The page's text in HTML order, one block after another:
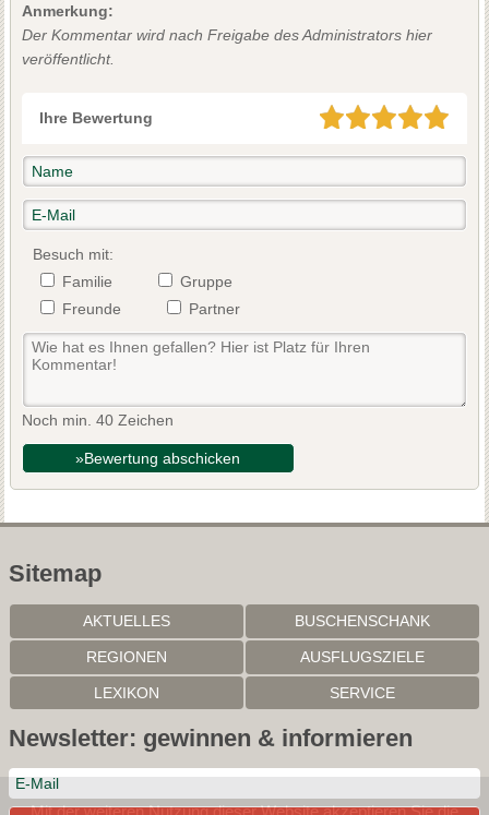
Anmerkung:
Der Kommentar wird nach Freigabe des Administrators hier
veröffentlicht.
Ihre Bewertung
Besuch mit:
Familie
Gruppe
Freunde
Partner
Noch min. 40 Zeichen
»Bewertung abschicken
Sitemap
AKTUELLES BUSCHENSCHANK
REGIONEN AUSFLUGSZIELE
LEXIKON SERVICE
Newsletter: gewinnen & informieren
Mit der weiteren Nutzung dieser Website akzeptieren Sie die